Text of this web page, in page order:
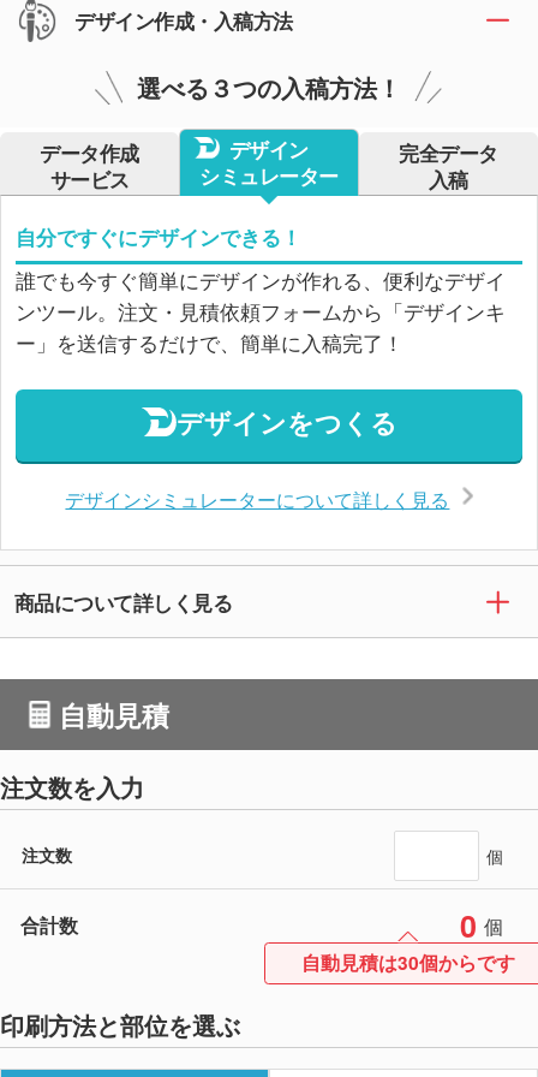
デザイン作成・入稿方法
選べる３つの入稿方法！
データ作成
サービス
デザイン
シミュレーター
完全データ
入稿
自分ですぐにデザインできる！
誰でも今すぐ簡単にデザインが作れる、便利なデザイ
ンツール。注文・見積依頼フォームから「デザインキ
ー」を送信するだけで、簡単に入稿完了！
デザインをつくる
デザインシミュレーターについて詳しく見る
商品について詳しく見る
自動見積
注文数を入力
注文数 個
合計数 0 個
自動見積は30個からです
印刷方法と部位を選ぶ